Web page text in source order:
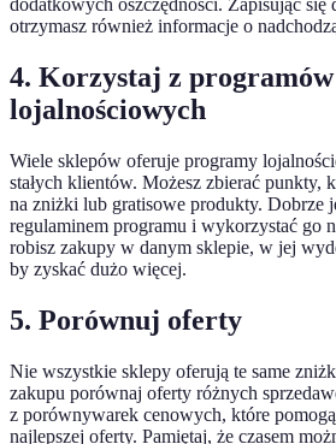
dodatkowych oszczędności. Zapisując się
otrzymasz również informacje o
4. Korzystaj z programów
lojalnościowych
Wiele sklepów oferuje programy
stałych klientów. Możesz zbierać punkty,
na zniżki lub gratisowe produkty. Dobrze
regulaminem programu i wykorzystać go
robisz zakupy w danym sklepie, w jej
by zyskać dużo więcej.
5. Porównuj oferty
Nie wszystkie sklepy oferują te same
zakupu porównaj oferty różnych
z porównywarek cenowych, które
najlepszej oferty. Pamiętaj, że czasem